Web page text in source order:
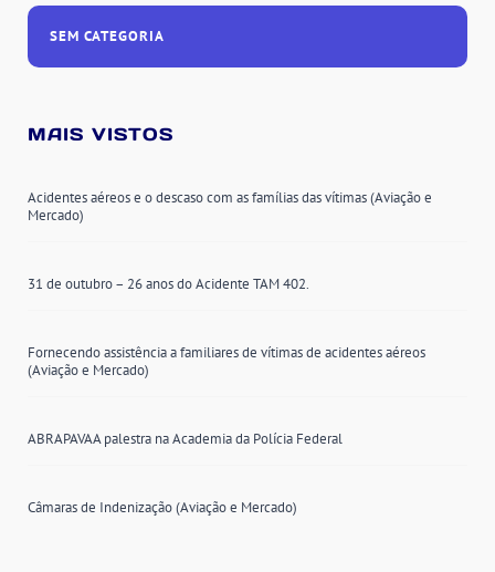
SEM CATEGORIA
MAIS VISTOS
Acidentes aéreos e o descaso com as famílias das vítimas (Aviação e
Mercado)
31 de outubro – 26 anos do Acidente TAM 402.
Fornecendo assistência a familiares de vítimas de acidentes aéreos
(Aviação e Mercado)
ABRAPAVAA palestra na Academia da Polícia Federal
Câmaras de Indenização (Aviação e Mercado)